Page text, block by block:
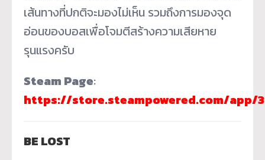
เส้นทางที่ปกติจะมองไม่เห็น รวมถึงการมองจุด
อ่อนของบอสเพื่อโจมตีสร้างความเสียหาย
รุนแรงครับ
Steam Page:
https://store.steampowered.com/app/
BE LOST